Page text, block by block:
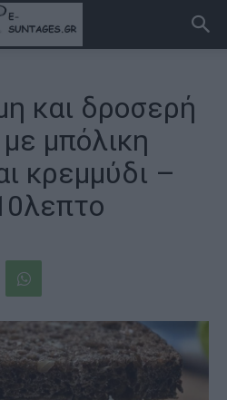
και δροσερή
μπόλικη
κρεμμύδι –